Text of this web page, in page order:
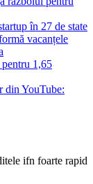
în 27 de state
vacanțele
1,65
din YouTube:
ifn foarte rapid